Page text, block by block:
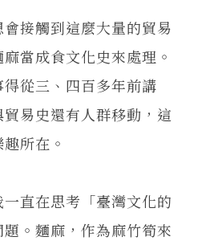
接觸到這麼大量的貿易
當成食文化史來處理。
從三、四百多年前講
易史還有人群移動，這
所在。
直在思考「臺灣文化的
。麵麻，作為麻竹筍來